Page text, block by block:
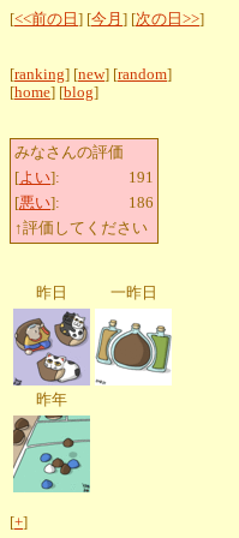
[<<前の日 ] [今月 ] [次の日>>]
[ranking] [new] [random]
[home] [blog]
みなさんの評価
[よい]:
191
[悪い]:
186
↑評価してください
昨日 一昨日
昨年
[+]